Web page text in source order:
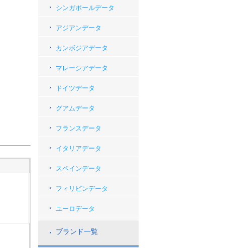
シンガポールデータ
アジアンデータ
カンボジアデータ
マレーシアデータ
ドイツデータ
グアムデータ
フランスデータ
イタリアデータ
スペインデータ
フィリピンデータ
ユーロデータ
ブランド一覧